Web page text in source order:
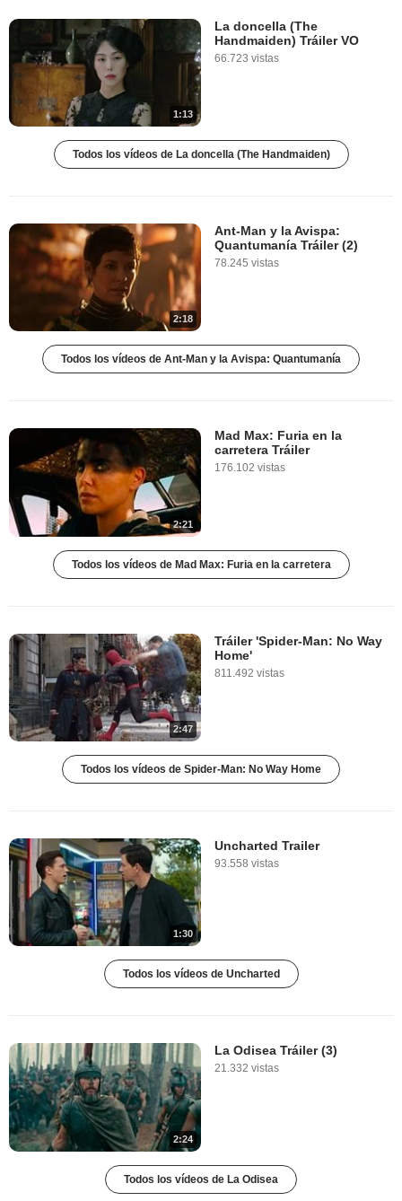
1:13
La doncella (The
Handmaiden) Tráiler VO
66.723 vistas
Todos los vídeos de La doncella (The Handmaiden)
2:18
Ant-Man y la Avispa:
Quantumanía Tráiler (2)
78.245 vistas
Todos los vídeos de Ant-Man y la Avispa: Quantumanía
2:21
Mad Max: Furia en la
carretera Tráiler
176.102 vistas
Todos los vídeos de Mad Max: Furia en la carretera
2:47
Tráiler 'Spider-Man: No Way
Home'
811.492 vistas
Todos los vídeos de Spider-Man: No Way Home
1:30
Uncharted Trailer
93.558 vistas
Todos los vídeos de Uncharted
2:24
La Odisea Tráiler (3)
21.332 vistas
Todos los vídeos de La Odisea